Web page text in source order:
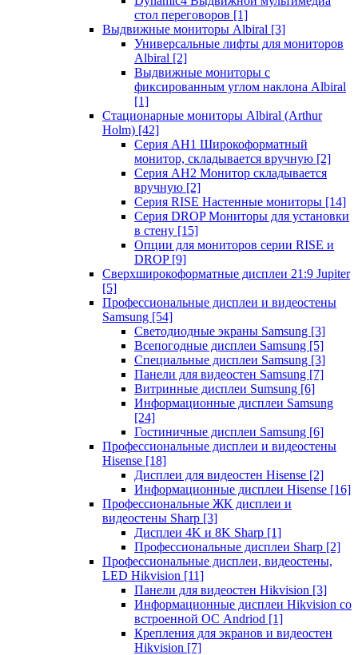
стол переговоров [1]
Выдвижные мониторы Albiral [3]
Универсальные лифты для мониторов
Albiral [2]
Выдвижные мониторы с
фиксированным углом наклона Albiral
[1]
Стационарные мониторы Albiral (Arthur
Holm) [42]
Серия AH1 Широкоформатный
монитор, складывается вручную [2]
Серия AH2 Монитор складывается
вручную [2]
Серия RISE Настенные мониторы [14]
Серия DROP Мониторы для установки
в стену [15]
Опции для мониторов серии RISE и
DROP [9]
Сверхширокоформатные дисплеи 21:9 Jupiter
[5]
Профессиональные дисплеи и видеостены
Samsung [54]
Светодиодные экраны Samsung [3]
Всепогодные дисплеи Samsung [5]
Специальные дисплеи Samsung [3]
Панели для видеостен Samsung [7]
Витринные дисплеи Sumsung [6]
Информационные дисплеи Samsung
[24]
Гостиничные дисплеи Samsung [6]
Профессиональные дисплеи и видеостены
Hisense [18]
Дисплеи для видеостен Hisense [2]
Информационные дисплеи Hisense [16]
Профессиональные ЖК дисплеи и
видеостены Sharp [3]
Дисплеи 4K и 8K Sharp [1]
Профессиональные дисплеи Sharp [2]
Профессиональные дисплеи, видеостены,
LED Hikvision [11]
Панели для видеостен Hikvision [3]
Информационные дисплеи Hikvision со
встроенной ОС Andriod [1]
Крепления для экранов и видеостен
Hikvision [7]